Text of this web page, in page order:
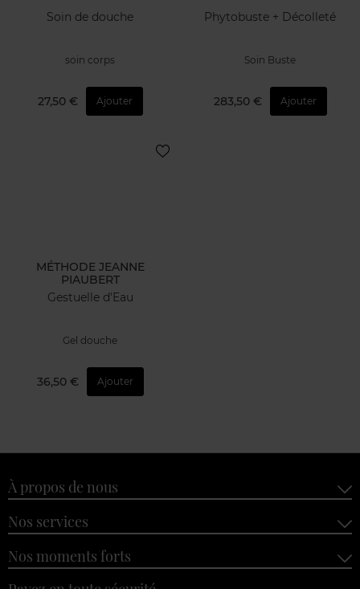
Soin de douche
soin corps
27,50 € Ajouter
Phytobuste + Décolleté
Soin Buste
283,50 € Ajouter
MÉTHODE JEANNE
PIAUBERT
Gestuelle d'Eau
Gel douche
36,50 € Ajouter
À propos de nous
Nos services
Nos moments forts